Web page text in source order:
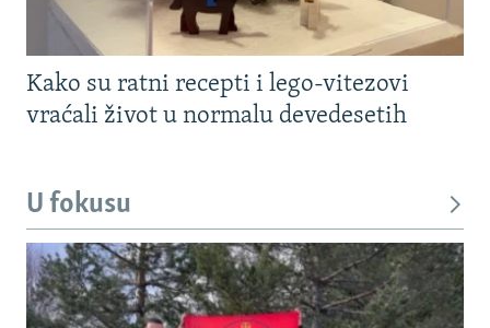
Kako su ratni recepti i lego-vitezovi
vraćali život u normalu devedesetih
U fokusu